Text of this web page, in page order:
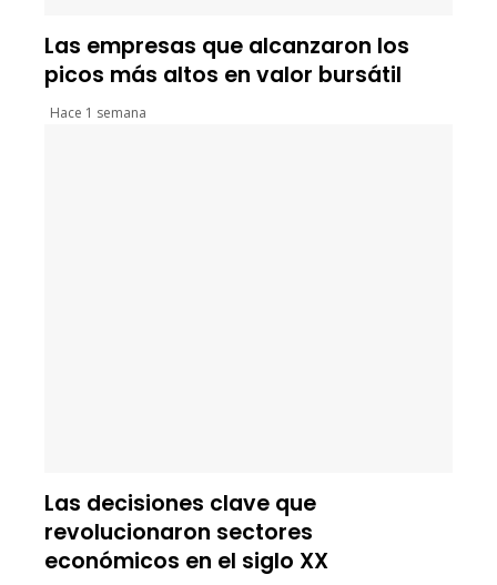
Las empresas que alcanzaron los
picos más altos en valor bursátil
Hace 1 semana
Las decisiones clave que
revolucionaron sectores
económicos en el siglo XX